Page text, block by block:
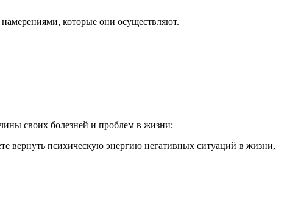
которые они осуществляют.
своих болезней и проблем в жизни;
вернуть психическую энергию негативных ситуаций в жизни,